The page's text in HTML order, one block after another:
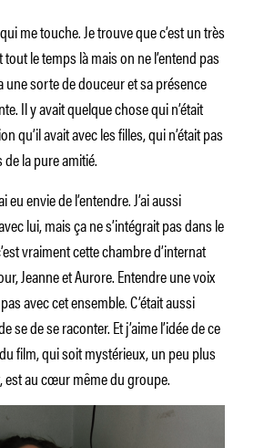
me touche. Je trouve que c’est un très
le temps là mais on ne l’entend pas
une sorte de douceur et sa présence
Il y avait quelque chose qui n’était
qu’il avait avec les filles, qui n’était pas
la pure amitié.
envie de l’entendre. J’ai aussi
lui, mais ça ne s’intégrait pas dans le
vraiment cette chambre d’internat
Jeanne et Aurore. Entendre une voix
avec cet ensemble. C’était aussi
se de se raconter. Et j’aime l’idée de ce
film, qui soit mystérieux, un peu plus
est au cœur même du groupe.